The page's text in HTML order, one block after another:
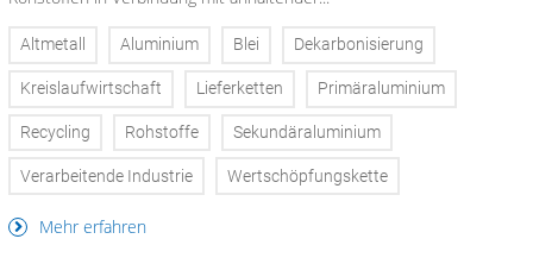
Altmetall Aluminium Blei Dekarbonisierung
Kreislaufwirtschaft Lieferketten Primäraluminium
Recycling Rohstoffe Sekundäraluminium
Verarbeitende Industrie Wertschöpfungskette
Mehr erfahren